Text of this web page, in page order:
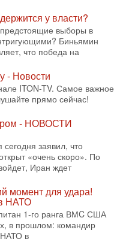
мер? Разбор и
Давида Шарпа
Ирана и США накаляется
последний момент
ударов
намерен
«Аркия»
- НОВОСТИ 30/07/2026
рассматривает
операции против Ирана
базу в
Иран играет с огнем.
Цви Маген,
военной разведки
у власти?
выборы в
Биньямин
что победа на
- Новости
ITON-TV. Самое важное
прямо сейчас!
- НОВОСТИ
заявил, что
«очень скоро». По
Иран ждет
момент для удара!
НАТО
1-го ранга ВМC США
в прошлом: командир
НАТО в